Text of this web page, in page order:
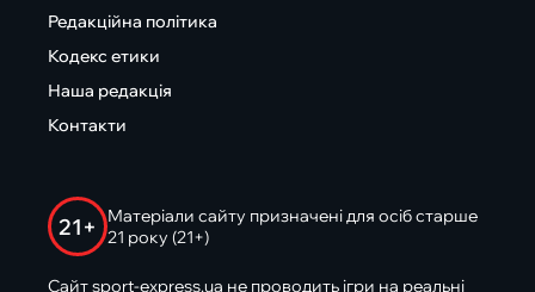
Редакційна політика
Кодекс етики
Наша редакція
Контакти
21+
Матеріали сайту призначені для осіб старше
21 року (21+)
Сайт sport-express.ua не проводить ігри на реальні